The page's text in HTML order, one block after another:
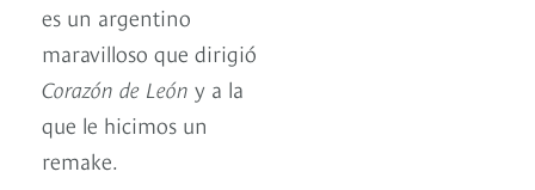
es un argentino
maravilloso que dirigió
Corazón de León y a la
que le hicimos un
remake.